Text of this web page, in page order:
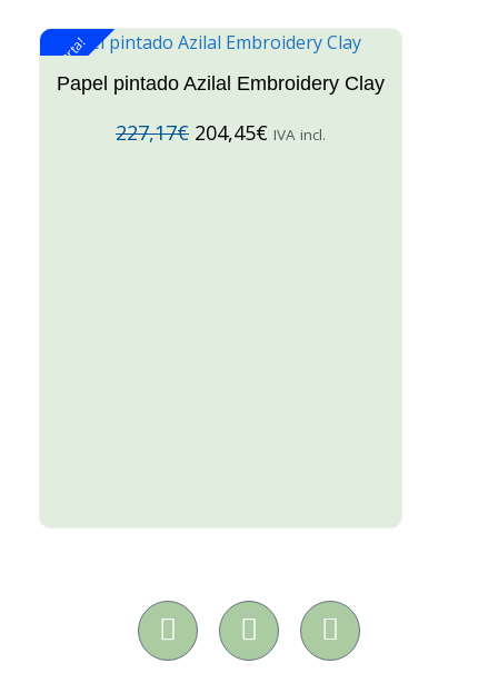
¡Oferta!
Papel pintado Azilal Embroidery Clay
227,17€ 204,45€ IVA incl.